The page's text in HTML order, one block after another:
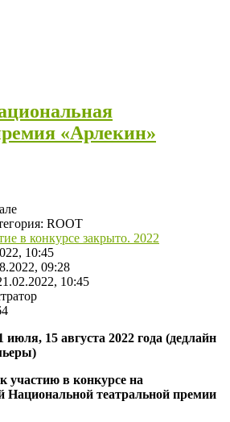
«Арлекин»
ROOT
в конкурсе закрыто. 2022
10:45
09:28
10:45
15 августа 2022 года (дедлайн
участию в конкурсе на
Национальной театральной премии